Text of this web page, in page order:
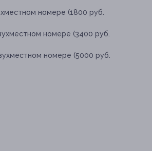
номере (1800 руб.
номере (3400 руб.
номере (5000 руб.